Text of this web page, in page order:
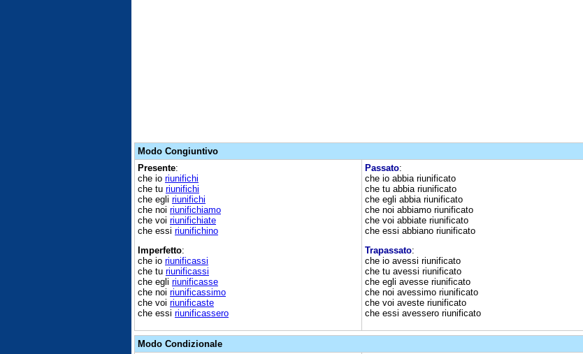
Modo Congiuntivo
Presente:
che io riunifichi
che tu riunifichi
che egli riunifichi
che noi riunifichiamo
che voi riunifichiate
che essi riunifichino
Imperfetto:
che io riunificassi
che tu riunificassi
che egli riunificasse
che noi riunificassimo
che voi riunificaste
che essi riunificassero
Passato:
che io abbia riunificato
che tu abbia riunificato
che egli abbia riunificato
che noi abbiamo riunificato
che voi abbiate riunificato
che essi abbiano riunificato
Trapassato:
che io avessi riunificato
che tu avessi riunificato
che egli avesse riunificato
che noi avessimo riunificato
che voi aveste riunificato
che essi avessero riunificato
Modo Condizionale